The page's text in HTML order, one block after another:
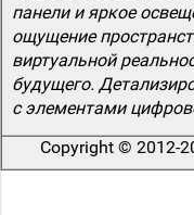
панели и яркое
ощущение
виртуальной
будущего.
с элементами
Copyright © 2012-